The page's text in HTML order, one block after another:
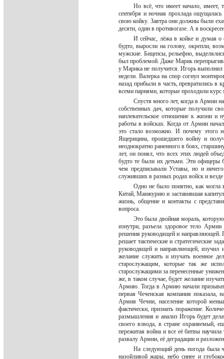
Но всё, что имеет начало,
сентября и ночная прохлада
свою койку. Завтра они должны были
десяти, один в противогазе. А в
И сейчас, лёжа в койке и думая
будто, выросли на голову, окрепли,
мужские. Бицепсы, рельефно,
был проблемой. Даже Марик
у Марика не получится. Игорь выполнил
недели. Валерка на спор согнул
назад прибыли в часть, превратились в
всеми парнями, которые проходили курс
Спустя много лет, когда в Армии
собственных дач, которые получили
наплевательское отношение к жизни и
работы в войсках. Когда от Армии
это стало возможно. И почему этого
Ящерицина, прошедшего войну и
неоднократно раненного в боях,
лет, он понял, что всех этих людей
будто те были их детьми. Эти офицеры
чем предписывали Уставы, но и
служивших в разных родах войск и
Одно не было понятно, как могла
Китай, Манжурию и заставившая
жизнь, общение и контакты с
вопроса.
Это была двойная мораль,
изнутри, разъела здоровое тело Армии
решения руководящей и направляющей.
решает тактические и стратегические
руководящей и направляющей, изучил
желание служить и изучать военное
старослужащим, которые так же
старослужащими за перенесенные
же, в таком случае, будет желание
Армию. Тогда в Армию начали
первая Чеченская компания показала,
Армия Чечни, население которой
фактически, признать поражение.
размышления и анализ Игорь будет
своего взвода, в стране охраняемый,
пережитая война и все её битвы
развалу Армии, её деградации и
На следующий день погода была
назойливой жары, небо синее и